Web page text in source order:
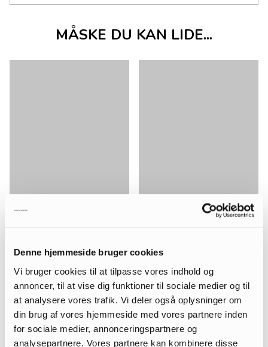
Denne hjemmeside bruger cookies
Vi bruger cookies til at tilpasse vores indhold og
annoncer, til at vise dig funktioner til sociale medier og til
at analysere vores trafik. Vi deler også oplysninger om
din brug af vores hjemmeside med vores partnere inden
for sociale medier, annonceringspartnere og
analysepartnere. Vores partnere kan kombinere disse
MÅSKE DU KAN LIDE...